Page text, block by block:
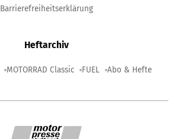
Barrierefreiheitserklärung
Heftarchiv
MOTORRAD Classic FUEL Abo & Hefte